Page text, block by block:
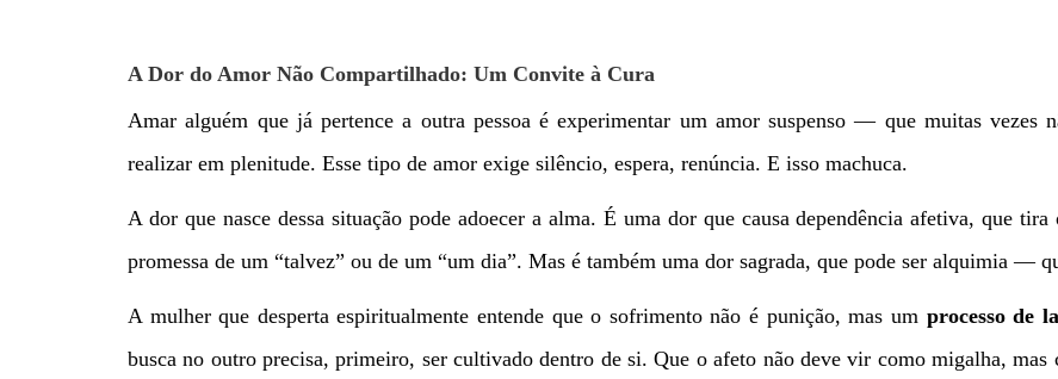
A Dor do Amor Não Compartilhado: Um Convite à Cura
Amar alguém que já pertence a outra pessoa é experimentar um amor suspenso — que muitas vezes
realizar em plenitude. Esse tipo de amor exige silêncio, espera, renúncia. E isso machuca.
A dor que nasce dessa situação pode adoecer a alma. É uma dor que causa dependência afetiva, que
promessa de um “talvez” ou de um “um dia”. Mas é também uma dor sagrada, que pode ser alquimia —
A mulher que desperta espiritualmente entende que o sofrimento não é punição, mas um processo de
busca no outro precisa, primeiro, ser cultivado dentro de si. Que o afeto não deve vir como migalha, mas